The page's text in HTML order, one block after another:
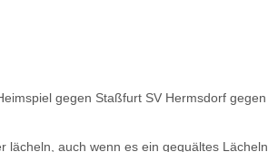
gegen Staßfurt SV Hermsdorf gegen
auch wenn es ein gequältes Lächeln